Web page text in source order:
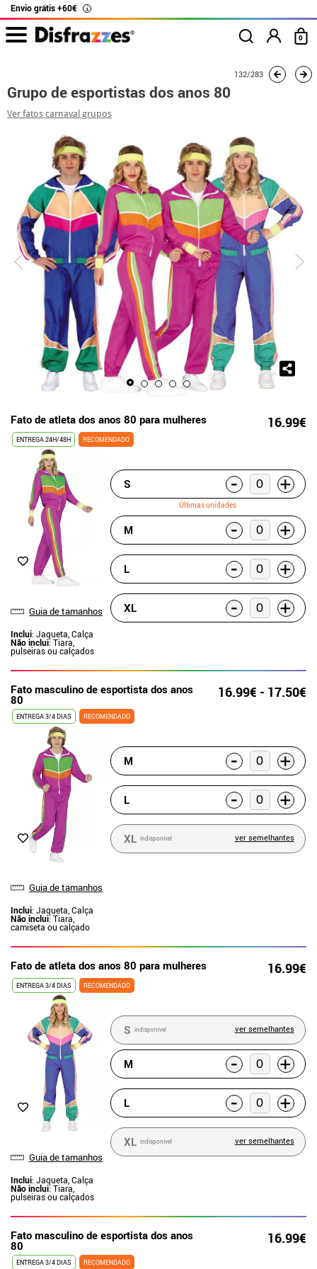
Envio grátis +60€ i
0
Grupo de esportistas dos anos 80
132/283
Grupo de esportistas dos anos 80
Ver fatos carnaval grupos
Fato de atleta dos anos 80 para mulheres 16.99€
ENTREGA 24H/48H RECOMENDADO
Guia de tamanhos
Inclui: Jaqueta, Calça
Não inclui: Tiara,
pulseiras ou calçados
S - +
Últimas unidades
M - +
L - +
XL - +
Fato masculino de esportista dos anos
80 16.99€ - 17.50€
ENTREGA 3/4 DIAS RECOMENDADO
Guia de tamanhos
Inclui: Jaqueta, Calça
Não inclui: Tiara,
camiseta ou calçado
M - +
L - +
XL indisponível ver semelhantes
Fato de atleta dos anos 80 para mulheres 16.99€
ENTREGA 3/4 DIAS RECOMENDADO
Guia de tamanhos
Inclui: Jaqueta, Calça
Não inclui: Tiara,
pulseiras ou calçados
S indisponível ver semelhantes
M - +
L - +
XL indisponível ver semelhantes
Fato masculino de esportista dos anos
80 16.99€
ENTREGA 3/4 DIAS RECOMENDADO